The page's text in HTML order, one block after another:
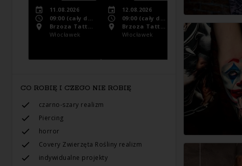
11.08.2026
09:00(cały dzień)
Brzoza Tattoo
Włocławek
12.08.2026
09:00(cały dzień)
Brzoza Tattoo
Włocławek
CO ROBIĘ I CZEGO NIE ROBIĘ
czarno-szary realizm
Piercing
horror
Сovery Zwierzęta Rośliny realizm
indywidualne projekty